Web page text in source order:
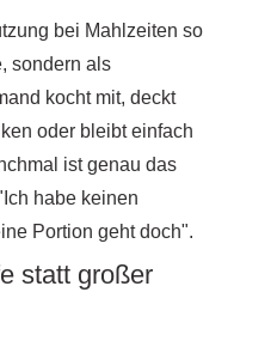
bei Mahlzeiten so
sondern als
kocht mit, deckt
oder bleibt einfach
ist genau das
habe keinen
Portion geht doch".
statt großer